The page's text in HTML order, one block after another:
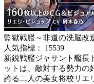
監獄戦艦～非道の洗脳改
人気指標： 15539
新鋭戦艦ジャサント艦長
ットは、敵対する勢力の
誇る二人の美女将校リエ